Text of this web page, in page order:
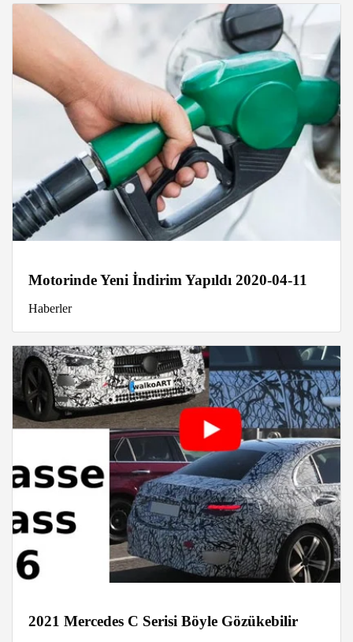
Motorinde Yeni İndirim Yapıldı 2020-04-11
Haberler
2021 Mercedes C Serisi Böyle Gözükebilir